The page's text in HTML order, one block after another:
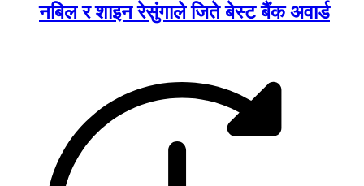
नबिल र शाइन रेसुंगाले जिते बेस्ट बैंक अवार्ड